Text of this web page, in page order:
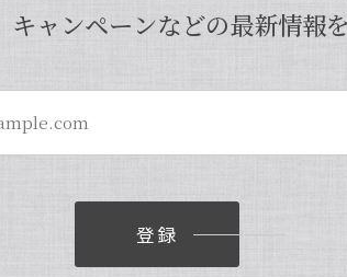
ャンペーンなどの最新情報
登録